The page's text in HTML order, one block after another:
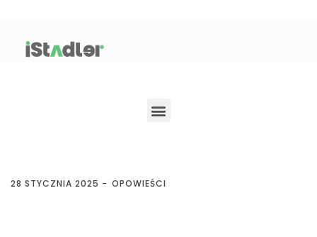
28 STYCZNIA 2025 OPOWIEŚCI